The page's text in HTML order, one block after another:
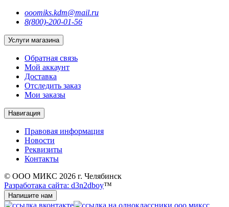
ooomiks.kdm@mail.ru
8(800)-200-01-56
Услуги магазина
Обратная связь
Мой аккаунт
Доставка
Отследить заказ
Мои заказы
Навигация
Правовая информация
Новости
Реквизиты
Контакты
© ООО МИКС 2026 г. Челябинск
Разработака сайта: d3n2dboy™
Напишите нам